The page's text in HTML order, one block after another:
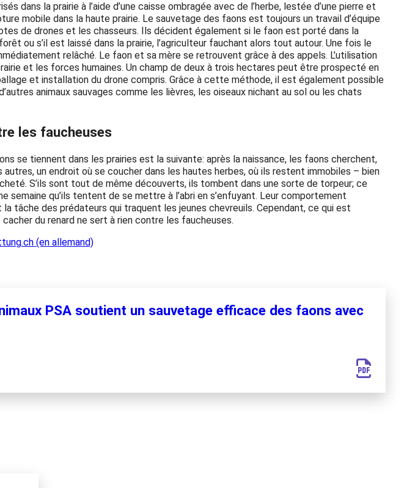
dans la prairie à l’aide d’une caisse ombragée avec de l’herbe, lestée d’une pierre et
mobile dans la haute prairie. Le sauvetage des faons est toujours un travail d’équipe
de drones et les chasseurs. Ils décident également si le faon est porté dans la
ou s’il est laissé dans la prairie, l’agriculteur fauchant alors tout autour. Une fois le
relâché. Le faon et sa mère se retrouvent grâce à des appels. L’utilisation
et les forces humaines. Un champ de deux à trois hectares peut être prospecté en
et installation du drone compris. Grâce à cette méthode, il est également possible
animaux sauvages comme les lièvres, les oiseaux nichant au sol ou les chats
les faucheuses
se tiennent dans les prairies est la suivante: après la naissance, les faons cherchent,
autres, un endroit où se coucher dans les hautes herbes, où ils restent immobiles – bien
S’ils sont tout de même découverts, ils tombent dans une sorte de torpeur; ce
semaine qu’ils tentent de se mettre à l’abri en s’enfuyant. Leur comportement
tâche des prédateurs qui traquent les jeunes chevreuils. Cependant, ce qui est
cacher du renard ne sert à rien contre les faucheuses.
(en allemand)
PSA soutient un sauvetage efficace des faons avec